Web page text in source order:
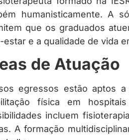
humanisticamente. A
que os graduados
estar e a qualidade de vida
de Atuação
egressos estão aptos
física em
incluem
A formação